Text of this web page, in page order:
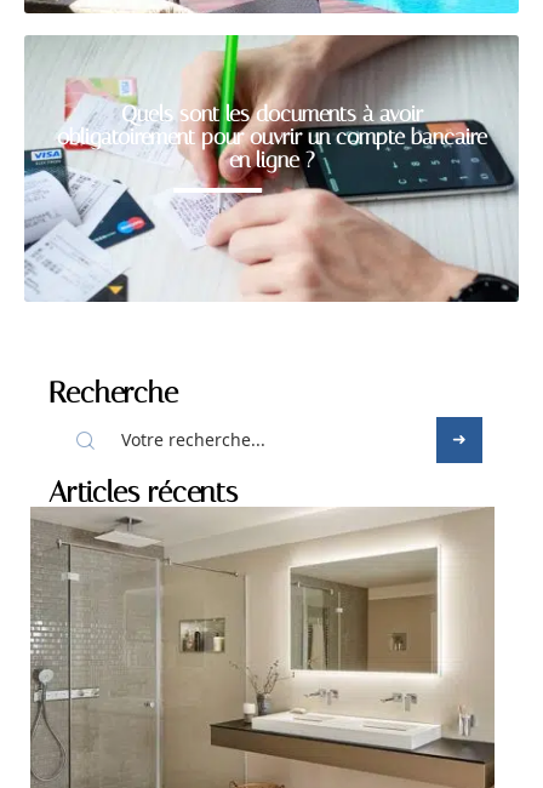
Quels sont les documents à avoir
obligatoirement pour ouvrir un compte bancaire
en ligne ?
Recherche
Articles récents